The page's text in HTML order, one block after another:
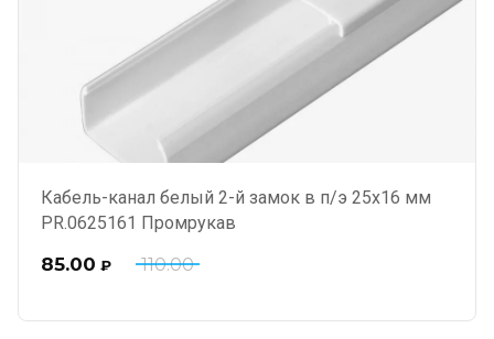
Кабель-канал белый 2-й замок в п/э 25х16 мм
PR.0625161 Промрукав
110.00
85.00 ₽